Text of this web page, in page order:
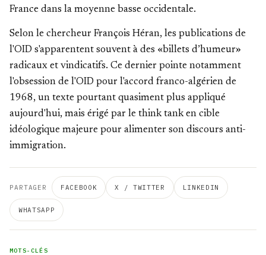
France dans la moyenne basse occidentale.
Selon le chercheur François Héran, les publications de
l'OID s'apparentent souvent à des «billets d’humeur»
radicaux et vindicatifs. Ce dernier pointe notamment
l'obsession de l'OID pour l'accord franco-algérien de
1968, un texte pourtant quasiment plus appliqué
aujourd'hui, mais érigé par le think tank en cible
idéologique majeure pour alimenter son discours anti-
immigration.
PARTAGER FACEBOOK X / TWITTER LINKEDIN
WHATSAPP
MOTS-CLÉS